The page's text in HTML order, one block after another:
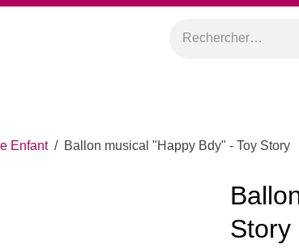
Enfant Ballon musical "Happy Bdy" -
Toy